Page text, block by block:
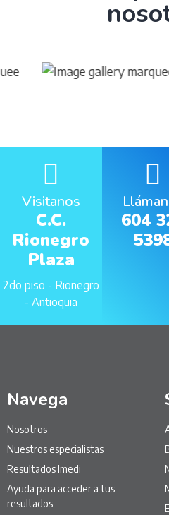
Visitanos
C.C.
Rionegro
Plaza
2do piso - Rionegro
- Antioquia
604
Navega
Nosotros
Nuestros especialistas
Resultados Imedi
Ayuda para acceder a tus
resultados